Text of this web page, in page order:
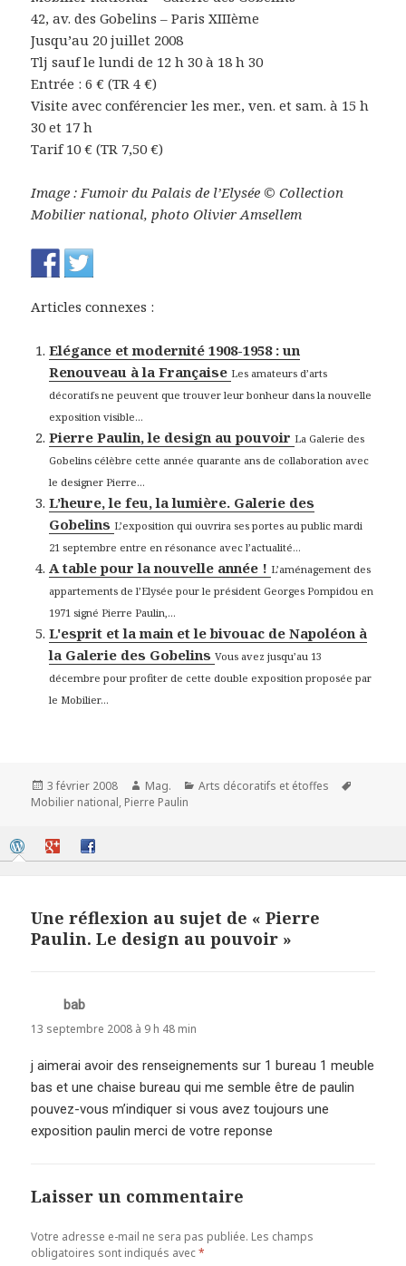
42, av. des Gobelins – Paris XIIIème
Jusqu’au 20 juillet 2008
Tlj sauf le lundi de 12 h 30 à 18 h 30
Entrée : 6 € (TR 4 €)
Visite avec conférencier les mer., ven. et sam. à 15 h
30 et 17 h
Tarif 10 € (TR 7,50 €)
Image : Fumoir du Palais de l’Elysée © Collection
Mobilier national, photo Olivier Amsellem
Articles connexes :
Elégance et modernité 1908-1958 : un
Renouveau à la Française Les amateurs d’arts
décoratifs ne peuvent que trouver leur bonheur dans la nouvelle
exposition visible...
Pierre Paulin, le design au pouvoir La Galerie des
Gobelins célèbre cette année quarante ans de collaboration avec
le designer Pierre...
L’heure, le feu, la lumière. Galerie des
Gobelins L’exposition qui ouvrira ses portes au public mardi
21 septembre entre en résonance avec l’actualité...
A table pour la nouvelle année ! L’aménagement des
appartements de l’Elysée pour le président Georges Pompidou en
1971 signé Pierre Paulin,...
L'esprit et la main et le bivouac de Napoléon à
la Galerie des GobelinsVous avez jusqu’au 13
décembre pour profiter de cette double exposition proposée par
le Mobilier...
Publié
le
3 février 2008 Auteur
Mag. Catégories
Arts décoratifs et étoffes
Mobilier national, Pierre Paulin
Une réflexion au sujet de « Pierre
Paulin. Le design au pouvoir »
bab
13 septembre 2008 à 9 h 48 min
j aimerai avoir des renseignements sur 1 bureau 1 meuble
bas et une chaise bureau qui me semble être de paulin
pouvez-vous m’indiquer si vous avez toujours une
exposition paulin merci de votre reponse
Laisser un commentaire
Votre adresse e-mail ne sera pas publiée. Les champs
obligatoires sont indiqués avec*